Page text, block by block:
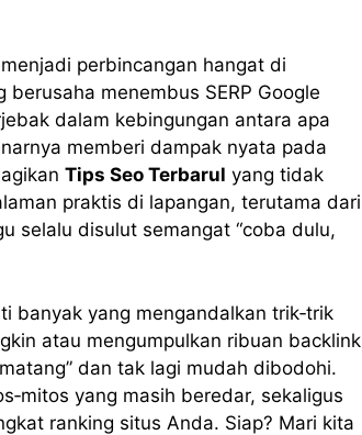
menjadi perbincangan hangat di
menembus SERP Google
dalam kebingungan antara apa
memberi dampak nyata pada
Tips Seo Terbarul yang tidak
praktis di lapangan, terutama dari
selalu disulut semangat “coba dulu,
banyak yang mengandalkan trik‑trik
atau mengumpulkan ribuan backlink
dan tak lagi mudah dibodohi.
yang masih beredar, sekaligus
ranking situs Anda. Siap? Mari kita